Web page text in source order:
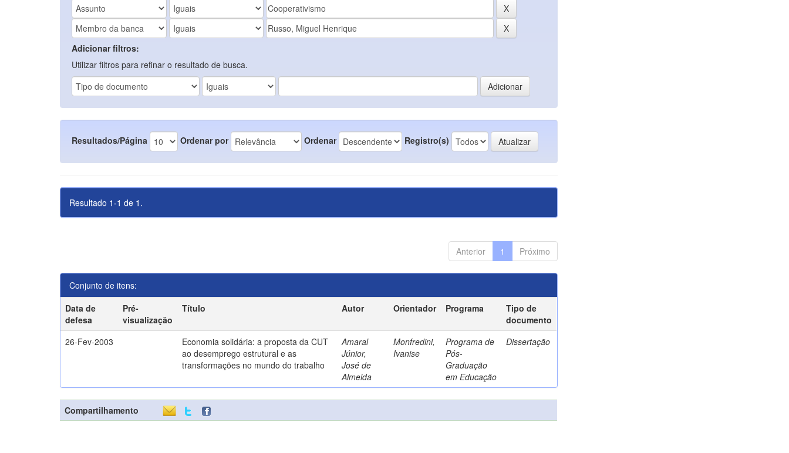
Adicionar filtros:
Utilizar filtros para refinar o resultado de busca.
Resultados/Página Ordenar por Ordenar Registro(s)
Resultado 1-1 de 1.
Anterior 1 Próximo
Conjunto de itens:
Data de
defesa
Pré-
visualização
Título Autor Orientador Programa
Tipo de
documento
26-Fev-2003
Economia solidária: a proposta da CUT
ao desemprego estrutural e as
transformações no mundo do trabalho
Amaral
Júnior,
José de
Almeida
Monfredini,
Ivanise
Programa de
Pós-
Graduação
em Educação
Dissertação
Compartilhamento